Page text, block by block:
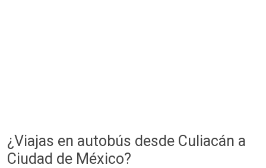
¿Viajas en autobús desde Culiacán a
Ciudad de México?